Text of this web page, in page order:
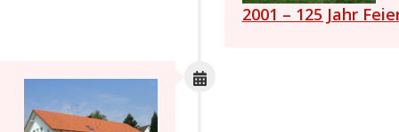
2001 – 125 Jahr